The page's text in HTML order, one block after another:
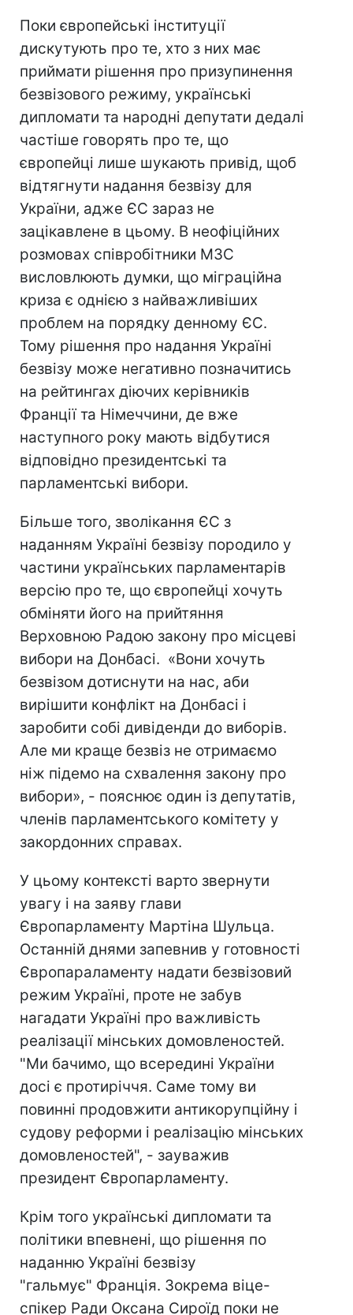
Поки європейські інституції
дискутують про те, хто з них має
приймати рішення про призупинення
безвізового режиму, українські
дипломати та народні депутати дедалі
частіше говорять про те, що
європейці лише шукають привід, щоб
відтягнути надання безвізу для
України, адже ЄС зараз не
зацікавлене в цьому. В неофіційних
розмовах співробітники МЗС
висловлюють думки, що міграційна
криза є однією з найважливіших
проблем на порядку денному ЄС.
Тому рішення про надання Україні
безвізу може негативно позначитись
на рейтингах діючих керівників
Франції та Німеччини, де вже
наступного року мають відбутися
відповідно президентські та
парламентські вибори.
Більше того, зволікання ЄС з
наданням Україні безвізу породило у
частини українських парламентарів
версію про те, що європейці хочуть
обміняти його на прийтяння
Верховною Радою закону про місцеві
вибори на Донбасі. «Вони хочуть
безвізом дотиснути на нас, аби
вирішити конфлікт на Донбасі і
заробити собі дивіденди до виборів.
Але ми краще безвіз не отримаємо
ніж підемо на схвалення закону про
вибори», - пояснює один із депутатів,
членів парламентського комітету у
закордонних справах.
У цьому контексті варто звернути
увагу і на заяву глави
Європарламенту Мартіна Шульца.
Останній днями запевнив у готовності
Європараламенту надати безвізовий
режим Україні, проте не забув
нагадати Україні про важливість
реалізації мінських домовленостей.
"Ми бачимо, що всередині України
досі є протиріччя. Саме тому ви
повинні продовжити антикорупційну і
судову реформи і реалізацію мінських
домовленостей", - зауважив
президент Європарламенту.
Крім того українські дипломати та
політики впевнені, що рішення по
наданню Україні безвізу
"гальмує" Франція. Зокрема віце-
спікер Ради Оксана Сироїд поки не